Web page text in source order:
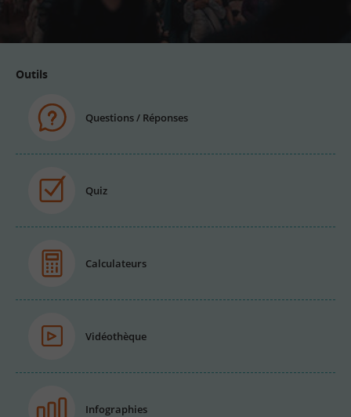
Outils
Questions / Réponses
Quiz
Calculateurs
Vidéothèque
Infographies